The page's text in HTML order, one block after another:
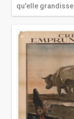
qu'elle